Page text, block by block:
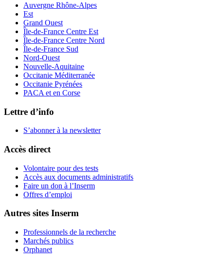
Auvergne Rhône-Alpes
Est
Grand Ouest
Île-de-France Centre Est
Île-de-France Centre Nord
Île-de-France Sud
Nord-Ouest
Nouvelle-Aquitaine
Occitanie Méditerranée
Occitanie Pyrénées
PACA et en Corse
Lettre d’info
S’abonner à la newsletter
Accès direct
Volontaire pour des tests
Accès aux documents administratifs
Faire un don à l’Inserm
Offres d’emploi
Autres sites Inserm
Professionnels de la recherche
Marchés publics
Orphanet